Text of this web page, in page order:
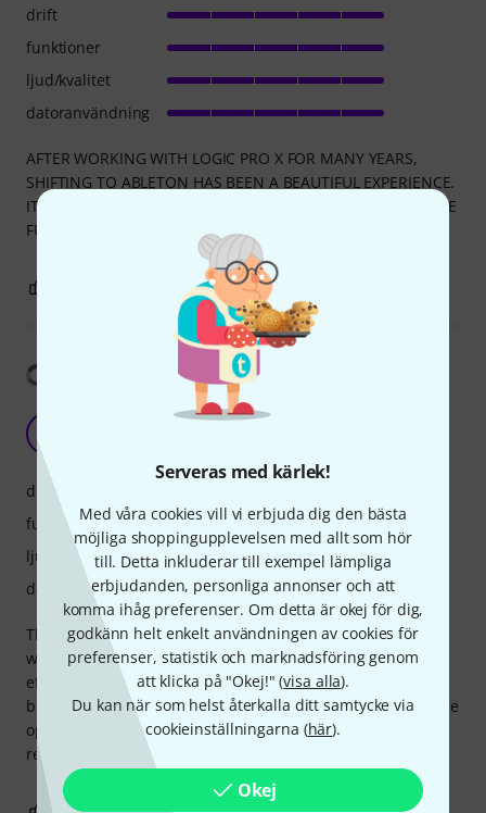
Serveras med kärlek!
Med våra cookies vill vi erbjuda dig den bästa
möjliga shoppingupplevelsen med allt som hör
till. Detta inkluderar till exempel lämpliga
erbjudanden, personliga annonser och att
komma ihåg preferenser. Om detta är okej för dig,
godkänn helt enkelt användningen av cookies för
preferenser, statistik och marknadsföring genom
att klicka på "Okej!" (visa alla).
Du kan när som helst återkalla ditt samtycke via
cookieinställningarna (här).
Okej
AFTER WORKING WITH LOGIC PRO X FOR MANY YEARS,
SHIFTING TO ABLETON HAS BEEN A BEAUTIFUL EXPERIENCE.
ITS VERY SPONTANEOUS AND MAKES MUSIC MAKING MORE
FUN.
drift
funktioner
ljud/kvalitet
datoranvändning
ANMÄL RECENSION
Visa översättning
Great software, amazing value
The difference between Abletone Lite and Standard is a
world of difference. The access to additional instruments,
effects, and not worrying about track limitations really
broadens my ability to create unfettered. Thomann upgrade
option from Lite to Standard was a great value. Highly
recommend.
drift
funktioner
ljud/kvalitet
datoranvändning